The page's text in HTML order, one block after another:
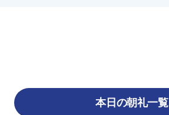
本日の朝礼一覧